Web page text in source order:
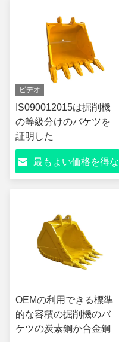
ビデオ
IS090012015は掘削機
の等級分けのバケツを
証明した
最もよい価格を得な
OEMの利用できる標準
的な容積の掘削機のバ
ケツの炭素鋼か合金鋼